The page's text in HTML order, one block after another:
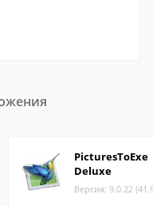
PicturesToExe
Deluxe
Версия: 9.0.22